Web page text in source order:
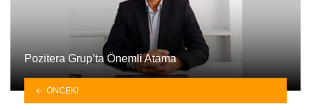
Pozitera Grup’ta Önemli Atama
ÖNCEKI